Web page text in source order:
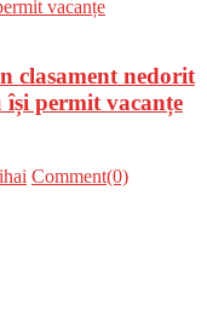
clasament nedorit
permit vacanțe
Comment(0)